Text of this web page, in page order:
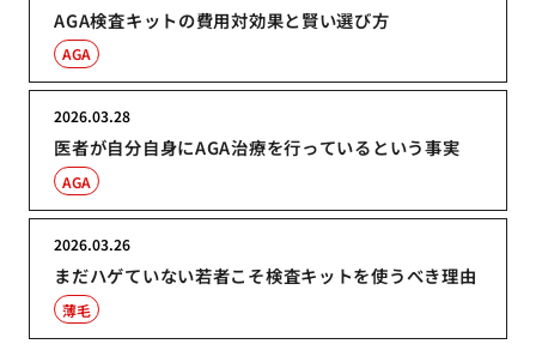
AGA検査キットの費用対効果と賢い選び方
AGA
医者が自分自身にAGA治療を行っているという事実
2026.03.28
AGA
まだハゲていない若者こそ検査キットを使うべき理由
2026.03.26
薄毛